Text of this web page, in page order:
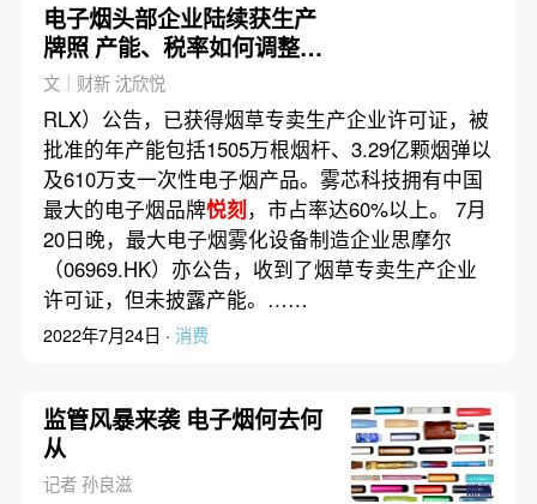
电子烟头部企业陆续获生产
牌照 产能、税率如何调整引
关注
文｜财新 沈欣悦
RLX）公告，已获得烟草专卖生产企业许可证，被
批准的年产能包括1505万根烟杆、3.29亿颗烟弹以
及610万支一次性电子烟产品。雾芯科技拥有中国
最大的电子烟品牌悦刻，市占率达60%以上。 7月
20日晚，最大电子烟雾化设备制造企业思摩尔
（06969.HK）亦公告，收到了烟草专卖生产企业
许可证，但未披露产能。……
2022年7月24日 · 消费
监管风暴来袭 电子烟何去何
从
记者 孙良滋